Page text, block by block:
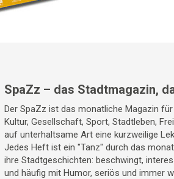
SpaZz – das Stadtmagazin,
Der SpaZz ist das monatliche Magazin
Kultur, Gesellschaft, Sport, Stadtleben,
auf unterhaltsame Art eine kurzweilige
Jedes Heft ist ein "Tanz" durch das
ihre Stadtgeschichten: beschwingt,
und häufig mit Humor, seriös und immer